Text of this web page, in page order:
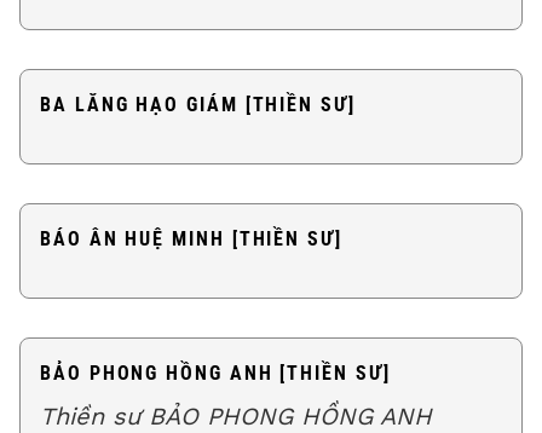
BA LĂNG HẠO GIÁM [THIỀN SƯ]
BÁO ÂN HUỆ MINH [THIỀN SƯ]
BẢO PHONG HỒNG ANH [THIỀN SƯ]
Thiền sư BẢO PHONG HỒNG ANH